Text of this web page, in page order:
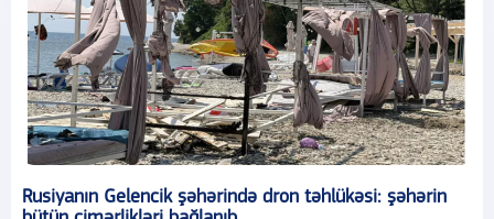
Rusiyanın Gelencik şəhərində dron təhlükəsi: şəhərin